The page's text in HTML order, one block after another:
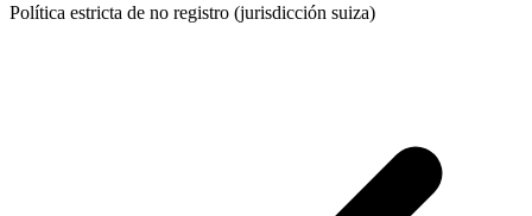
Política estricta de no registro (jurisdicción suiza)